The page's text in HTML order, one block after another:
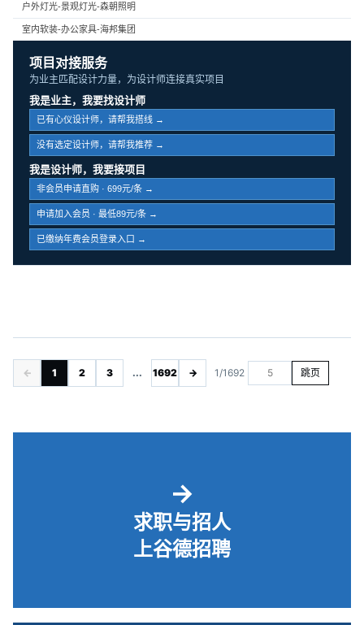
户外灯光-景观灯光-森朝照明
室内软装-办公家具-海邦集团
项目对接服务
为业主匹配设计力量，为设计师连接真实项目
我是业主，我要找设计师
已有心仪设计师，请帮我搭线 →
没有选定设计师，请帮我推荐 →
我是设计师，我要接项目
非会员申请直购 · 699元/条 →
申请加入会员 · 最低89元/条 →
已缴纳年费会员登录入口 →
← 1 2 3 ... 1692 → 1/1692 跳页
→
求职与招人
上谷德招聘